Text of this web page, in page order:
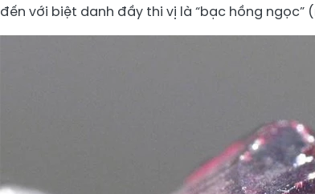
đến với biệt danh đầy thi vị là “bạc hồng ngọc”